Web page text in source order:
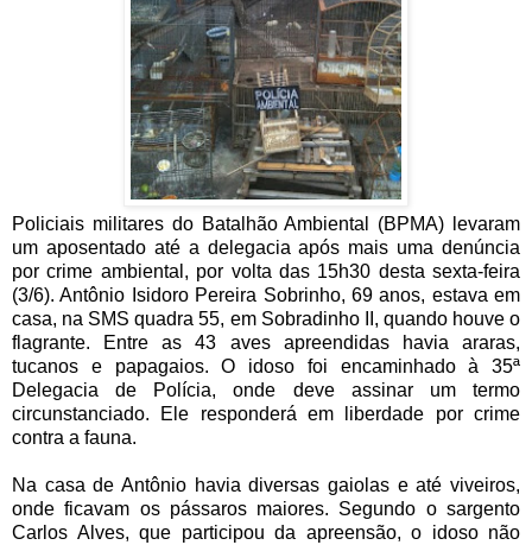
Policiais militares do Batalhão Ambiental (BPMA) levaram
um aposentado até a delegacia após mais uma denúncia
por crime ambiental, por volta das 15h30 desta sexta-feira
(3/6). Antônio Isidoro Pereira Sobrinho, 69 anos, estava em
casa, na SMS quadra 55, em Sobradinho II, quando houve o
flagrante. Entre as 43 aves apreendidas havia araras,
tucanos e papagaios. O idoso foi encaminhado à 35ª
Delegacia de Polícia, onde deve assinar um termo
circunstanciado. Ele responderá em liberdade por crime
contra a fauna.
Na casa de Antônio havia diversas gaiolas e até viveiros,
onde ficavam os pássaros maiores. Segundo o sargento
Carlos Alves, que participou da apreensão, o idoso não